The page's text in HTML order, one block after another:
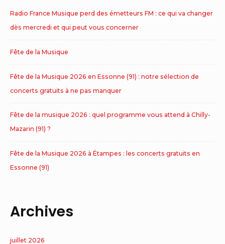
Radio France Musique perd des émetteurs FM : ce qui va changer
dès mercredi et qui peut vous concerner
Fête de la Musique
Fête de la Musique 2026 en Essonne (91) : notre sélection de
concerts gratuits à ne pas manquer
Fête de la musique 2026 : quel programme vous attend à Chilly-
Mazarin (91) ?
Fête de la Musique 2026 à Étampes : les concerts gratuits en
Essonne (91)
Archives
juillet 2026